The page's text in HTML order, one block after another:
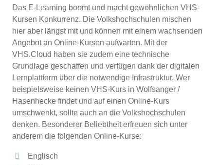
Das E-Learning boomt und macht gewöhnlichen VHS-
Kursen Konkurrenz. Die Volkshochschulen mischen
hier aber längst mit und können mit einem wachsenden
Angebot an Online-Kursen aufwarten. Mit der
VHS.Cloud haben sie zudem eine technische
Grundlage geschaffen und verfügen dank der digitalen
Lernplattform über die notwendige Infrastruktur. Wer
beispielsweise keinen VHS-Kurs in Wolfsanger /
Hasenhecke findet und auf einen Online-Kurs
umschwenkt, sollte auch an die Volkshochschulen
denken. Besonderer Beliebtheit erfreuen sich unter
anderem die folgenden Online-Kurse:
Englisch